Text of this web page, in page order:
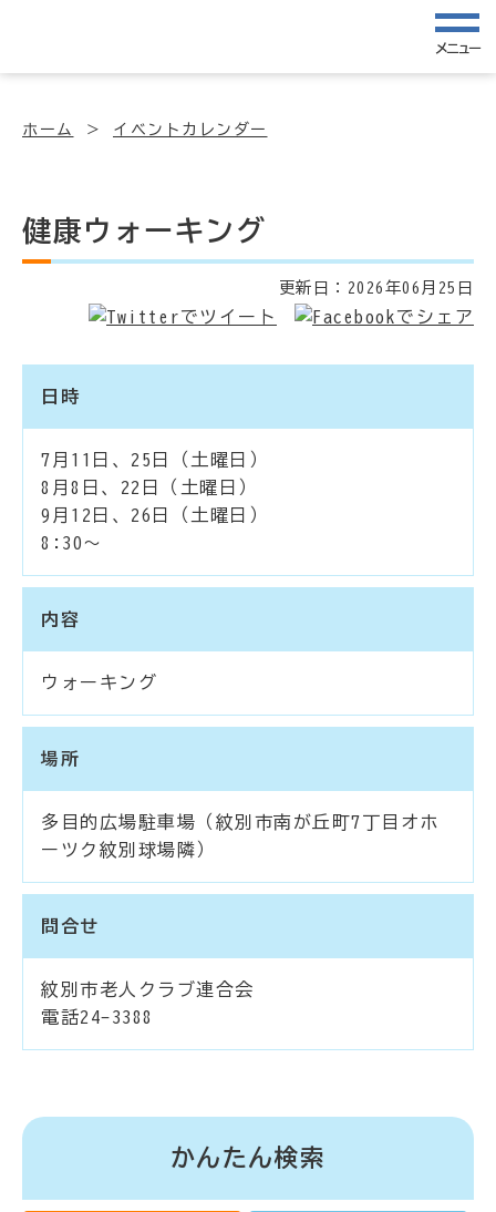
メニュー
ホーム イベントカレンダー
健康ウォーキング
更新日： 2026年06月25日
日時
7月11日、25日（土曜日）
8月8日、22日（土曜日）
9月12日、26日（土曜日）
8:30～
内容
ウォーキング
場所
多目的広場駐車場（紋別市南が丘町7丁目オホ
ーツク紋別球場隣）
問合せ
紋別市老人クラブ連合会
電話24-3388
かんたん検索